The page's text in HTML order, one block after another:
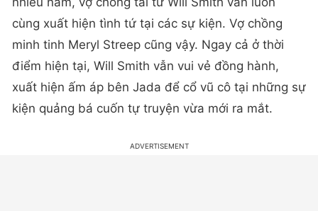
cùng xuất hiện tình tứ tại các sự kiện. Vợ chồng
minh tinh Meryl Streep cũng vậy. Ngay cả ở thời
điểm hiện tại, Will Smith vẫn vui vẻ đồng hành,
xuất hiện ấm áp bên Jada để cổ vũ cô tại những sự
kiện quảng bá cuốn tự truyện vừa mới ra mắt.